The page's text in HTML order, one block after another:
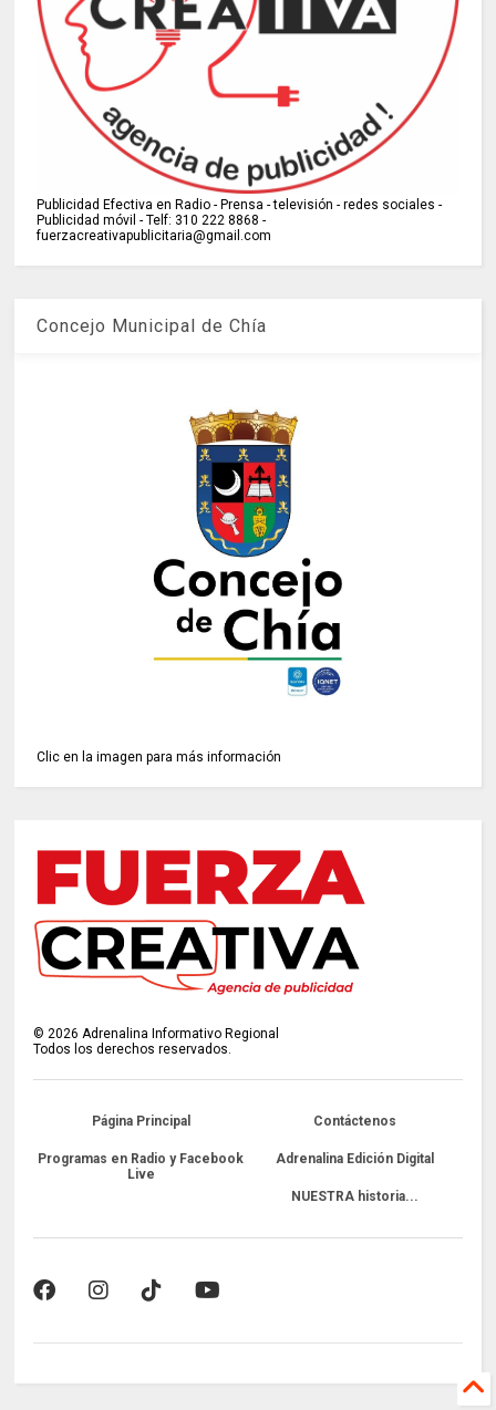
Publicidad Efectiva en Radio - Prensa - televisión - redes sociales -
Publicidad móvil - Telf: 310 222 8868 -
fuerzacreativapublicitaria@gmail.com
Concejo Municipal de Chía
Clic en la imagen para más información
© 2026 Adrenalina Informativo Regional
Todos los derechos reservados.
Página Principal Contáctenos
Programas en Radio y Facebook
Live
Adrenalina Edición Digital
NUESTRA historia...